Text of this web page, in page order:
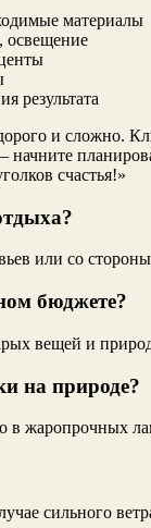
материалы
освещение
результата
и сложно.
счастья!»
или со
бюджете?
вещей и
на природе?
в
сильного